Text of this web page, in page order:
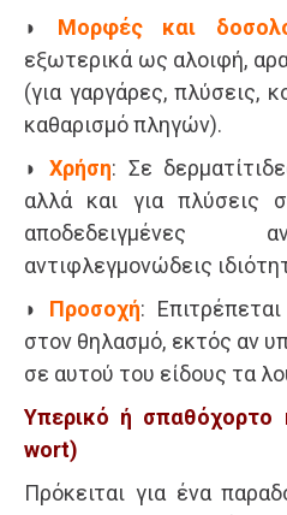
◗ Μορφές και
εξωτερικά ως αλοιφή,
(για γαργάρες, πλύσεις,
καθαρισμό πληγών).
◗ Χρήση: Σε
αλλά και για πλύσεις
αποδεδειγμένες
αντιφλεγμονώδεις
◗ Προσοχή:
στον θηλασμό, εκτός αν
σε αυτού του είδους τα
Υπερικό ή σπαθόχορτο
wort)
Πρόκειται για ένα